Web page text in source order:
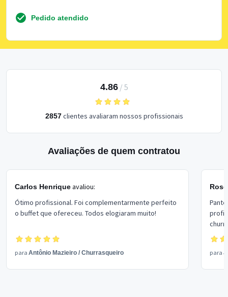
Pedido atendido
4.86/ 5
2857clientes avaliaram nossos profissionais
Avaliações de quem contratou
Carlos Henriqueavaliou:
Ótimo profissional. Foi complementarmente perfeito
o buffet que ofereceu. Todos elogiaram muito!
para Antônio Mazieiro / Churrasqueiro
Rose
para